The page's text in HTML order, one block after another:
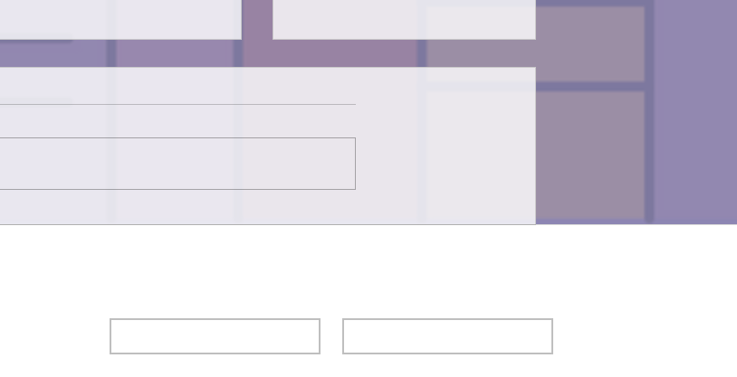
Carmen Galvañ recibe un
Carmen Galvañ Bernabé: de